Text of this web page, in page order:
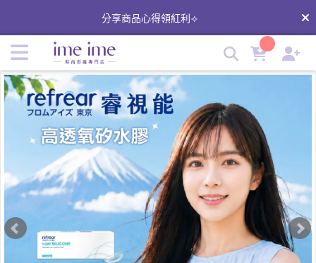
分享商品心得領紅利⟢